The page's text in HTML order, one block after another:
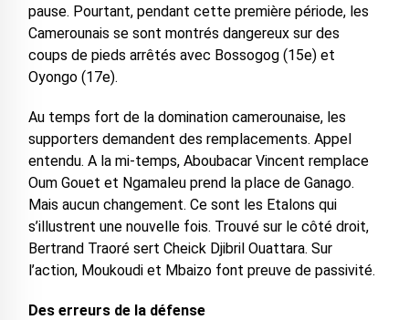
pause. Pourtant, pendant cette première période, les
Camerounais se sont montrés dangereux sur des
coups de pieds arrêtés avec Bossogog (15e) et
Oyongo (17e).
Au temps fort de la domination camerounaise, les
supporters demandent des remplacements. Appel
entendu. A la mi-temps, Aboubacar Vincent remplace
Oum Gouet et Ngamaleu prend la place de Ganago.
Mais aucun changement. Ce sont les Etalons qui
s’illustrent une nouvelle fois. Trouvé sur le côté droit,
Bertrand Traoré sert Cheick Djibril Ouattara. Sur
l’action, Moukoudi et Mbaizo font preuve de passivité.
Des erreurs de la défense